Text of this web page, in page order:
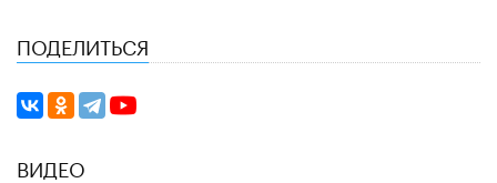
ПОДЕЛИТЬСЯ
ВИДЕО